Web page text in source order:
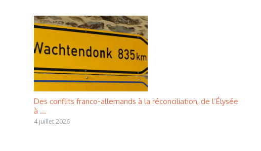
Des conflits franco-allemands à la réconciliation, de l’Élysée
à ...
4 juillet 2026